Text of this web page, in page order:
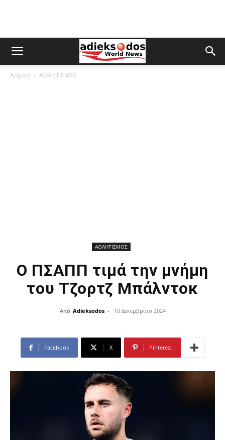
Αρχική ΑΘΛΗΤΙΣΜΟΣ
ΑΘΛΗΤΙΣΜΟΣ
Ο ΠΣΑΠΠ τιμά την μνήμη
του Τζορτζ Μπάλντοκ
Από Adieksodos - 10 Δεκεμβρίου 2024
Facebook X Pinterest